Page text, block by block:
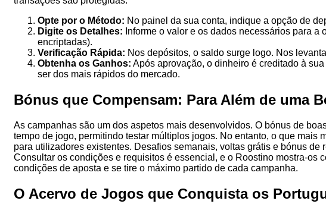
Opte por o Método: No painel da sua conta, indique a opção de
Digite os Detalhes: Informe o valor e os dados necessários para
encriptadas).
Verificação Rápida: Nos depósitos, o saldo surge logo. Nos
Obtenha os Ganhos: Após aprovação, o dinheiro é creditado à
ser dos mais rápidos do mercado.
Bónus que Compensam: Para Além de uma
As campanhas são um dos aspetos mais desenvolvidos. O bónus de
tempo de jogo, permitindo testar múltiplos jogos. No entanto, o que mais
para utilizadores existentes. Desafios semanais, voltas grátis e bónus
Consultar os condições e requisitos é essencial, e o Roostino mostra-os
condições de aposta e se tire o máximo partido de cada campanha.
O Acervo de Jogos que Conquista os